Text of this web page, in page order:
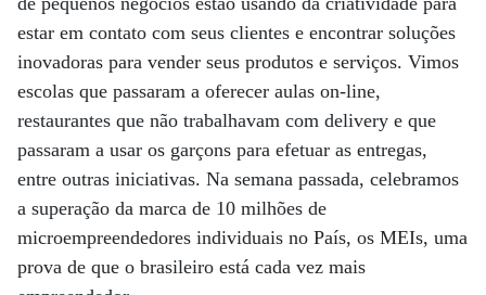
estar em contato com seus clientes e encontrar soluções
inovadoras para vender seus produtos e serviços. Vimos
escolas que passaram a oferecer aulas on-line,
restaurantes que não trabalhavam com delivery e que
passaram a usar os garçons para efetuar as entregas,
entre outras iniciativas. Na semana passada, celebramos
a superação da marca de 10 milhões de
microempreendedores individuais no País, os MEIs, uma
prova de que o brasileiro está cada vez mais